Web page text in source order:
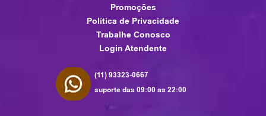
Promoções
Política de Privacidade
Trabalhe Conosco
Login Atendente
(11) 93323-0667
suporte das 09:00 as 22:00